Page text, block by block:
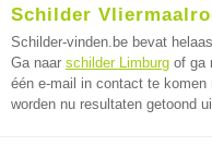
Schilder
Schilder-vinden.be bevat
Ga naar schilder Limburg of ga
één e-mail in contact te
worden nu resultaten getoond